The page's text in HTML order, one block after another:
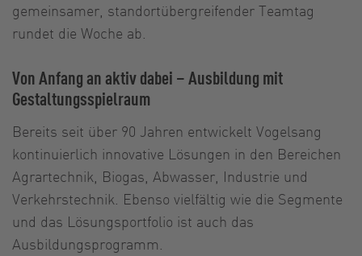
gemeinsamer, standortübergreifender Teamtag
rundet die Woche ab.
Von Anfang an aktiv dabei – Ausbildung mit
Gestaltungsspielraum
Bereits seit über 90 Jahren entwickelt Vogelsang
kontinuierlich innovative Lösungen in den Bereichen
Agrartechnik, Biogas, Abwasser, Industrie und
Verkehrstechnik. Ebenso vielfältig wie die Segmente
und das Lösungsportfolio ist auch das
Ausbildungsprogramm.